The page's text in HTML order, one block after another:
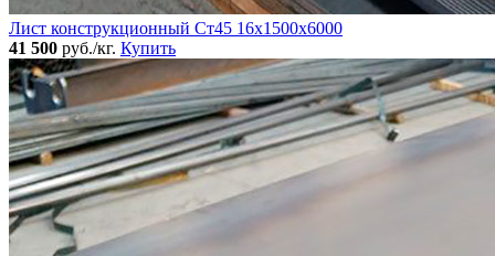
Лист конструкционный Ст45 16х1500х6000
41 500 руб./кг. Купить